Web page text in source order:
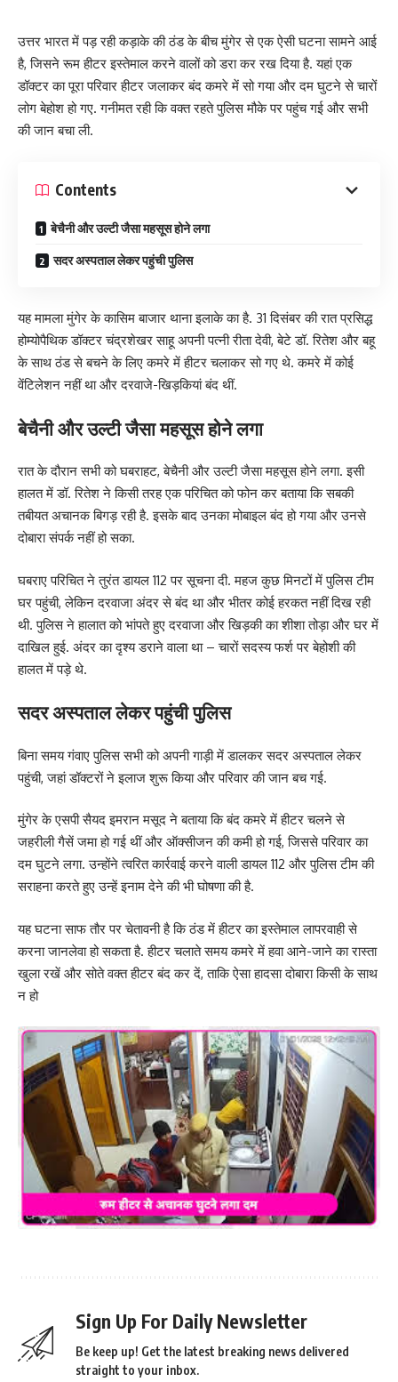
उत्तर भारत में पड़ रही कड़ाके की ठंड के बीच मुंगेर से एक ऐसी घटना सामने आई
है, जिसने रूम हीटर इस्तेमाल करने वालों को डरा कर रख दिया है. यहां एक
डॉक्टर का पूरा परिवार हीटर जलाकर बंद कमरे में सो गया और दम घुटने से चारों
लोग बेहोश हो गए. गनीमत रही कि वक्त रहते पुलिस मौके पर पहुंच गई और सभी
की जान बचा ली.
Contents
बेचैनी और उल्टी जैसा महसूस होने लगा
सदर अस्पताल लेकर पहुंची पुलिस
यह मामला मुंगेर के कासिम बाजार थाना इलाके का है. 31 दिसंबर की रात प्रसिद्ध
होम्योपैथिक डॉक्टर चंद्रशेखर साहू अपनी पत्नी रीता देवी, बेटे डॉ. रितेश और बहू
के साथ ठंड से बचने के लिए कमरे में हीटर चलाकर सो गए थे. कमरे में कोई
वेंटिलेशन नहीं था और दरवाजे-खिड़कियां बंद थीं.
बेचैनी और उल्टी जैसा महसूस होने लगा
रात के दौरान सभी को घबराहट, बेचैनी और उल्टी जैसा महसूस होने लगा. इसी
हालत में डॉ. रितेश ने किसी तरह एक परिचित को फोन कर बताया कि सबकी
तबीयत अचानक बिगड़ रही है. इसके बाद उनका मोबाइल बंद हो गया और उनसे
दोबारा संपर्क नहीं हो सका.
घबराए परिचित ने तुरंत डायल 112 पर सूचना दी. महज कुछ मिनटों में पुलिस टीम
घर पहुंची, लेकिन दरवाजा अंदर से बंद था और भीतर कोई हरकत नहीं दिख रही
थी. पुलिस ने हालात को भांपते हुए दरवाजा और खिड़की का शीशा तोड़ा और घर में
दाखिल हुई. अंदर का दृश्य डराने वाला था – चारों सदस्य फर्श पर बेहोशी की
हालत में पड़े थे.
सदर अस्पताल लेकर पहुंची पुलिस
बिना समय गंवाए पुलिस सभी को अपनी गाड़ी में डालकर सदर अस्पताल लेकर
पहुंची, जहां डॉक्टरों ने इलाज शुरू किया और परिवार की जान बच गई.
मुंगेर के एसपी सैयद इमरान मसूद ने बताया कि बंद कमरे में हीटर चलने से
जहरीली गैसें जमा हो गई थीं और ऑक्सीजन की कमी हो गई, जिससे परिवार का
दम घुटने लगा. उन्होंने त्वरित कार्रवाई करने वाली डायल 112 और पुलिस टीम की
सराहना करते हुए उन्हें इनाम देने की भी घोषणा की है.
यह घटना साफ तौर पर चेतावनी है कि ठंड में हीटर का इस्तेमाल लापरवाही से
करना जानलेवा हो सकता है. हीटर चलाते समय कमरे में हवा आने-जाने का रास्ता
खुला रखें और सोते वक्त हीटर बंद कर दें, ताकि ऐसा हादसा दोबारा किसी के साथ
न हो
Sign Up For Daily Newsletter
Be keep up! Get the latest breaking news delivered
straight to your inbox.